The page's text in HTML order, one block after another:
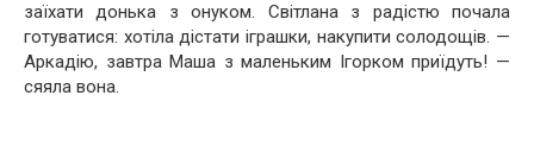
заїхати донька з онуком. Світлана з радістю почала
готуватися: хотіла дістати іграшки, накупити солодощів. —
Аркадію, завтра Маша з маленьким Ігорком приїдуть! —
сяяла вона.